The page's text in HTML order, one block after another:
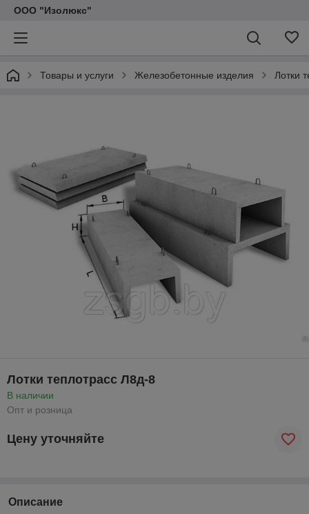
ООО "Изолюкс"
Товары и услуги Железобетонные изделия Лотки
Лотки теплотрасс Л8д-8
В наличии
Опт и розница
Цену уточняйте
Описание